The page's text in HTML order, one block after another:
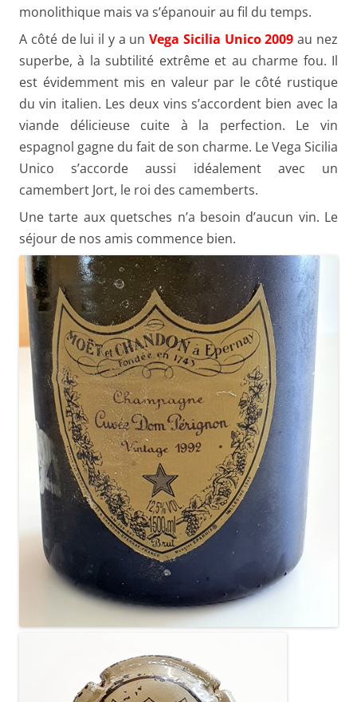
monolithique mais va s’épanouir au fil du temps.
A côté de lui il y a unVega Sicilia Unico 2009 au nez
superbe, à la subtilité extrême et au charme fou. Il
est évidemment mis en valeur par le côté rustique
du vin italien. Les deux vins s’accordent bien avec la
viande délicieuse cuite à la perfection. Le vin
espagnol gagne du fait de son charme. Le Vega Sicilia
Unico s’accorde aussi idéalement avec un
camembert Jort, le roi des camemberts.
Une tarte aux quetsches n’a besoin d’aucun vin. Le
séjour de nos amis commence bien.